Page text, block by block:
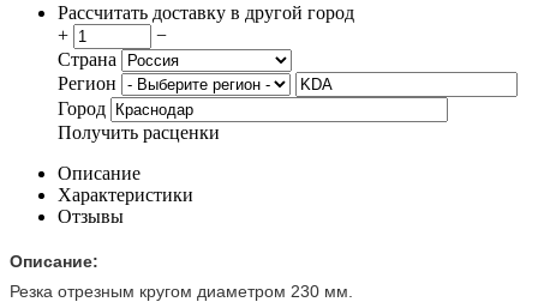
Рассчитать доставку в другой город
+
−
Страна
Регион
Город
Получить расценки
Описание
Характеристики
Отзывы
Описание:
Резка отрезным кругом диаметром 230 мм.